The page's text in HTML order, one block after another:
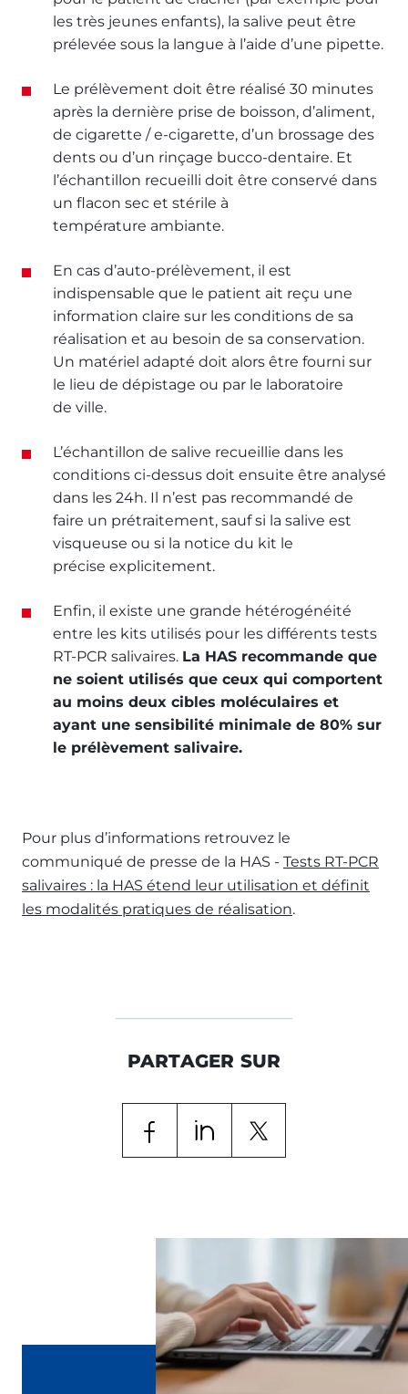
les très jeunes enfants), la salive peut être
prélevée sous la langue à l’aide d’une pipette.
Le prélèvement doit être réalisé 30 minutes
après la dernière prise de boisson, d’aliment,
de cigarette / e-cigarette, d’un brossage des
dents ou d’un rinçage bucco-dentaire. Et
l’échantillon recueilli doit être conservé dans
un flacon sec et stérile à
température ambiante.
En cas d’auto-prélèvement, il est
indispensable que le patient ait reçu une
information claire sur les conditions de sa
réalisation et au besoin de sa conservation.
Un matériel adapté doit alors être fourni sur
le lieu de dépistage ou par le laboratoire
de ville.
L’échantillon de salive recueillie dans les
conditions ci-dessus doit ensuite être analysé
dans les 24h. Il n’est pas recommandé de
faire un prétraitement, sauf si la salive est
visqueuse ou si la notice du kit le
précise explicitement.
Enfin, il existe une grande hétérogénéité
entre les kits utilisés pour les différents tests
RT-PCR salivaires. La HAS recommande que
ne soient utilisés que ceux qui comportent
au moins deux cibles moléculaires et
ayant une sensibilité minimale de 80% sur
le prélèvement salivaire.
Pour plus d’informations retrouvez le
communiqué de presse de la HAS - Tests RT-PCR
salivaires : la HAS étend leur utilisation et définit
les modalités pratiques de réalisation.
PARTAGER SUR